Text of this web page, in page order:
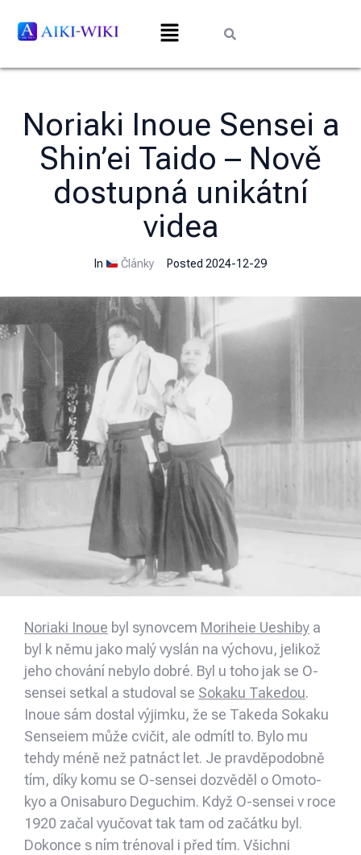
Noriaki Inoue Sensei a
Shin’ei Taido – Nově
dostupná unikátní
videa
In Články Posted 2024-12-29
Noriaki Inoue byl synovcem Moriheie Ueshiby a
byl k němu jako malý vyslán na výchovu, jelikož
jeho chování nebylo dobré. Byl u toho jak se O-
sensei setkal a studoval se Sokaku Takedou.
Inoue sám dostal výjimku, že se Takeda Sokaku
Senseiem může cvičit, ale odmítl to. Bylo mu
tehdy méně než patnáct let. Je pravděpodobně
tím, díky komu se O-sensei dozvěděl o Omoto-
kyo a Onisaburo Deguchim. Když O-sensei v roce
1920 začal vyučovat tak tam od začátku byl.
Dokonce s ním trénoval i před tím. Všichni